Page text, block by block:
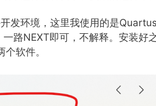
发环境，这里我使用的是
一路NEXT即可，不解释。安装
软件。